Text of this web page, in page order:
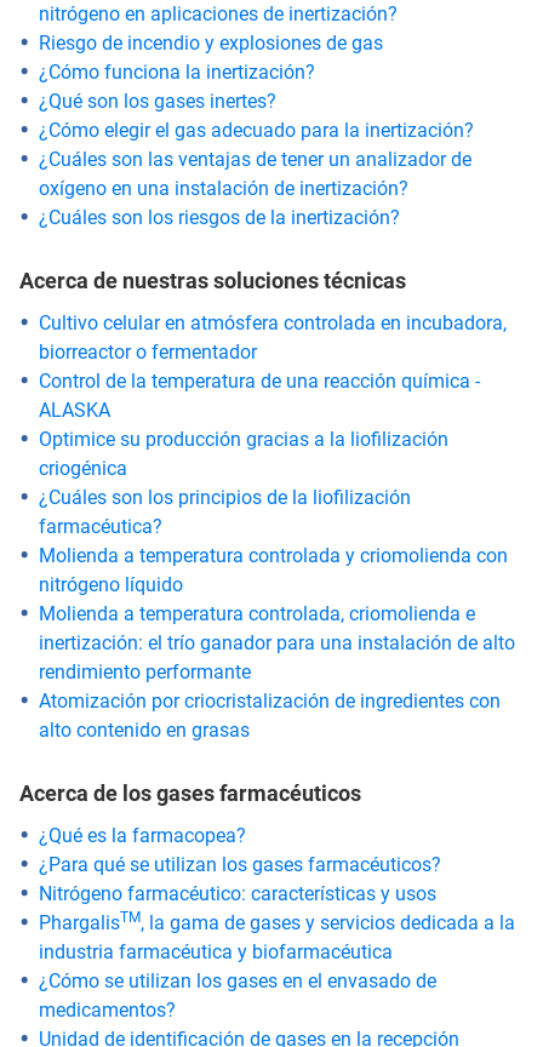
nitrógeno en aplicaciones de inertización?
Riesgo de incendio y explosiones de gas
¿Cómo funciona la inertización?
¿Qué son los gases inertes?
¿Cómo elegir el gas adecuado para la inertización?
¿Cuáles son las ventajas de tener un analizador de
oxígeno en una instalación de inertización?
¿Cuáles son los riesgos de la inertización?
Acerca de nuestras soluciones técnicas
Cultivo celular en atmósfera controlada en incubadora,
biorreactor o fermentador
Control de la temperatura de una reacción química -
ALASKA
Optimice su producción gracias a la liofilización
criogénica
¿Cuáles son los principios de la liofilización
farmacéutica?
Molienda a temperatura controlada y criomolienda con
nitrógeno líquido
Molienda a temperatura controlada, criomolienda e
inertización: el trío ganador para una instalación de alto
rendimiento performante
Atomización por criocristalización de ingredientes con
alto contenido en grasas
Acerca de los gases farmacéuticos
¿Qué es la farmacopea?
¿Para qué se utilizan los gases farmacéuticos?
Nitrógeno farmacéutico: características y usos
PhargalisTM, la gama de gases y servicios dedicada a la
industria farmacéutica y biofarmacéutica
¿Cómo se utilizan los gases en el envasado de
medicamentos?
Unidad de identificación de gases en la recepción